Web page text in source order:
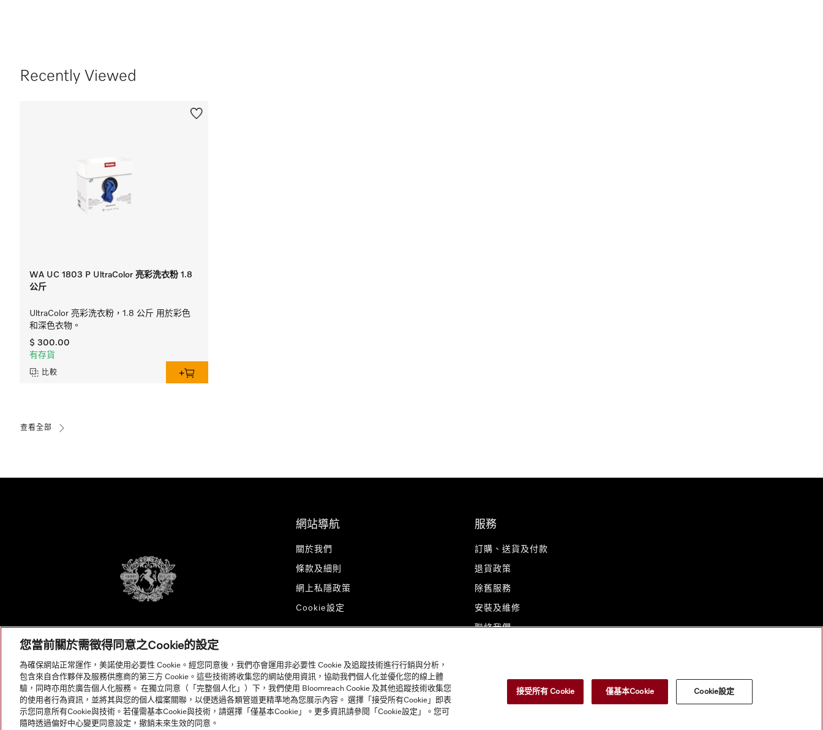
Recently Viewed
WA UC 1803 P UltraColor 亮彩洗衣粉 1.8
公斤
UltraColor 亮彩洗衣粉，1.8 公斤 用於彩色
和深色衣物。
$ 300.00
有存貨
比較
查看全部
網站導航
關於我們
條款及細則
網上私隱政策
Cookie設定
服務
訂購、送貨及付款
退貨政策
除舊服務
安裝及維修
聯絡我們
© Copyright, Miele Hong Kong Ltd. All rights reserved.
您當前關於需徵得同意之Cookie的設定
為確保網站正常運作，美諾使用必要性 Cookie。經您同意後，我們亦會運用非必要性 Cookie 及追蹤技術進行行銷與分析，
包含來自合作夥伴及服務供應商的第三方 Cookie。這些技術將收集您的網站使用資訊，協助我們個人化並優化您的線上體
驗，同時亦用於廣告個人化服務。 在獨立同意（「完整個人化」）下，我們使用 Bloomreach Cookie 及其他追蹤技術收集您
的使用者行為資訊，並將其與您的個人檔案關聯，以便透過各類管道更精準地為您展示內容。 選擇「接受所有Cookie」即表
示您同意所有Cookie與技術。若僅需基本Cookie與技術，請選擇「僅基本Cookie」。更多資訊請參閱「Cookie設定」。您可
隨時透過偏好中心變更同意設定，撤銷未來生效的同意。
接受所有 Cookie 僅基本Cookie Cookie設定